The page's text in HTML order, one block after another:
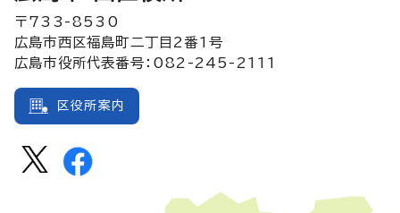
〒733-8530
広島市西区福島町二丁目2番1号
広島市役所代表番号：082-245-2111
区役所案内